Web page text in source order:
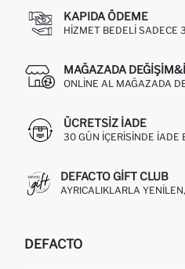
KAPIDA ÖDEME
HIZMET BEDELI SADECE
MAĞAZADA
ONLINE AL MAĞAZADA
ÜCRETSIZ IADE
30 GÜN IÇERISINDE IADE
DEFACTO GIFT CLUB
AYRICALIKLARLA
DEFACTO